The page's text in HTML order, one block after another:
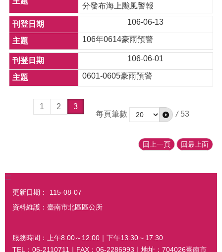
分發布海上颱風警報
106-06-13
106年0614豪雨預警
106-06-01
0601-0605豪雨預警
1 2
3
每頁筆數
/ 53
回上一頁 回最上面
:::
更新日期：
115-08-07
資料維護：臺南市北區區公所
服務時間：上午8:00～12:00｜下午13:30～17:30
TEL：06-2110711｜FAX：06-2286993｜地址：704026臺南市